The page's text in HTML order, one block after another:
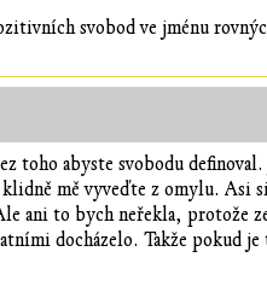
svobod ve jménu
abyste svobodu
mě vyveďte z omylu.
to bych neřekla, protože
docházelo. Takže pokud